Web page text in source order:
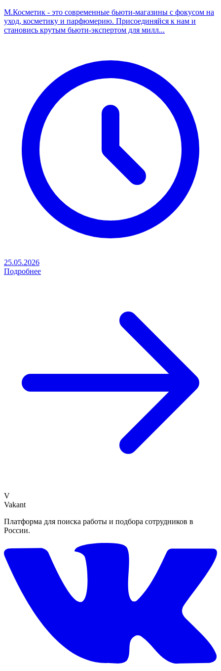
М.Косметик - это современные бьюти-магазины с фокусом на
уход, косметику и парфюмерию. Присоединяйся к нам и
становись крутым бьюти-экспертом для милл...
25.05.2026
Подробнее
V
Vakant
Платформа для поиска работы и подбора сотрудников в
России.